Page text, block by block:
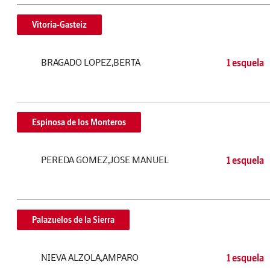
Vitoria-Gasteiz
BRAGADO LOPEZ,BERTA 1 esquela
Espinosa de los Monteros
PEREDA GOMEZ,JOSE MANUEL 1 esquela
Palazuelos de la Sierra
NIEVA ALZOLA,AMPARO 1 esquela